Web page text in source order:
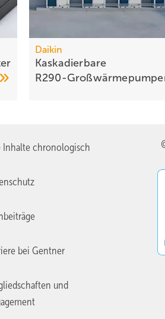
Daikin
Kaskadierbare
R290-
Inhalte chronologisch
bei Gentner
und